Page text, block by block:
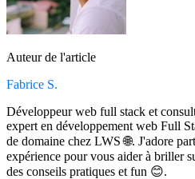
Auteur de l'article
Fabrice S.
Développeur web full stack et
expert en développement web Full
de domaine chez LWS 🌐. J'adore
expérience pour vous aider à briller
des conseils pratiques et fun 😊.